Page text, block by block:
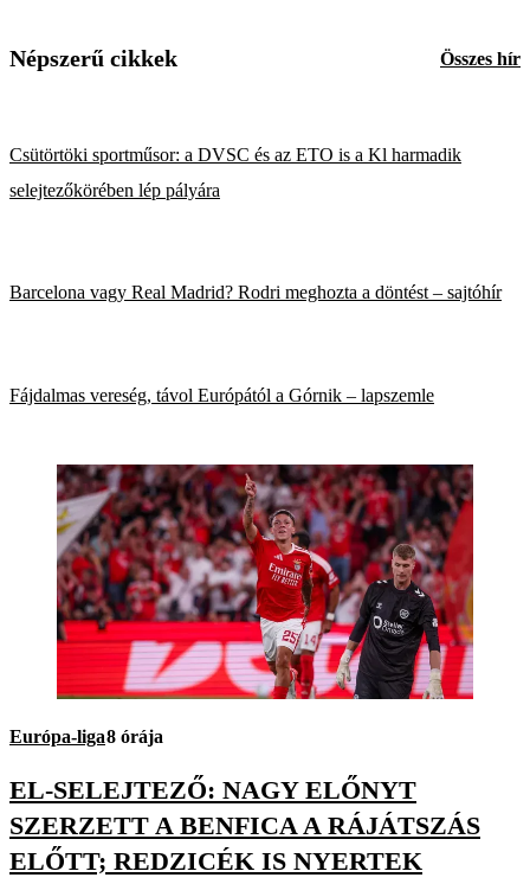
Népszerű cikkek Összes hír
Csütörtöki sportműsor: a DVSC és az ETO is a Kl harmadik
selejtezőkörében lép pályára
Barcelona vagy Real Madrid? Rodri meghozta a döntést – sajtóhír
Fájdalmas vereség, távol Európától a Górnik – lapszemle
Európa-liga8 órája
EL-SELEJTEZŐ: NAGY ELŐNYT
SZERZETT A BENFICA A RÁJÁTSZÁS
ELŐTT; REDZICÉK IS NYERTEK